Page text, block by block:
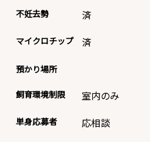
不妊去勢 済
マイクロチップ 済
預かり場所
飼育環境制限 室内のみ
単身応募者 応相談